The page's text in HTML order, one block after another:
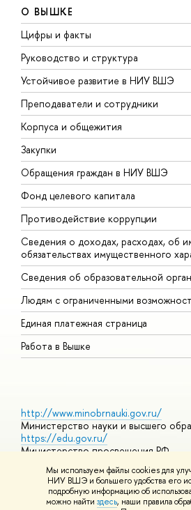
Мы используем файлы cookies для
НИУ ВШЭ и большего удобства его
подробную информацию об
можно найти здесь, наши правила
О ВЫШКЕ
Цифры и факты
Руководство и структура
Устойчивое развитие в НИУ ВШЭ
Преподаватели и сотрудники
Корпуса и общежития
Закупки
Обращения граждан в НИУ ВШЭ
Фонд целевого капитала
Противодействие коррупции
Сведения о доходах, расходах, об
обязательствах имущественного
Сведения об образовательной
Людям с ограниченными
Единая платежная страница
Работа в Вышке
http://www.minobrnauki.gov.ru/
Министерство науки и высшего
https://edu.gov.ru/
Министерство просвещения РФ
https://elearning.hse.ru/mooc
Массовые открытые онлайн-курсы